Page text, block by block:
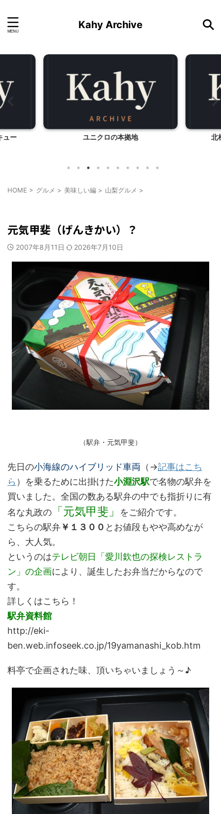
Kahy Archive
ュー ユニクロの本拠地 北
HOME > グルメ > 美味しい編 > 山梨グルメ >
元気甲斐（げんきかい）？
2007年8月11日 2026年7月10日
（駅弁・元気甲斐）
先日の小海線のハイブリッド車両 （→記事はこち
ら ）を乗るために出掛けた小淵沢駅で名物の駅弁を
買いました。全国の数ある駅弁の中でも指折りに有
名な丸政の
「元気甲斐」
をご紹介です。
こちらの駅弁￥１３００ とお値段もやや高めなが
ら、大人気。
というのはテレビ朝日「愛川欽也の探検レストラ
ン」の企画により、誕生したお弁当だからなので
す。
詳しくはこちら！
駅弁資料館
http://eki-
ben.web.infoseek.co.jp/19yamanashi_kob.htm
料亭で企画された味、頂いちゃいましょう～♪